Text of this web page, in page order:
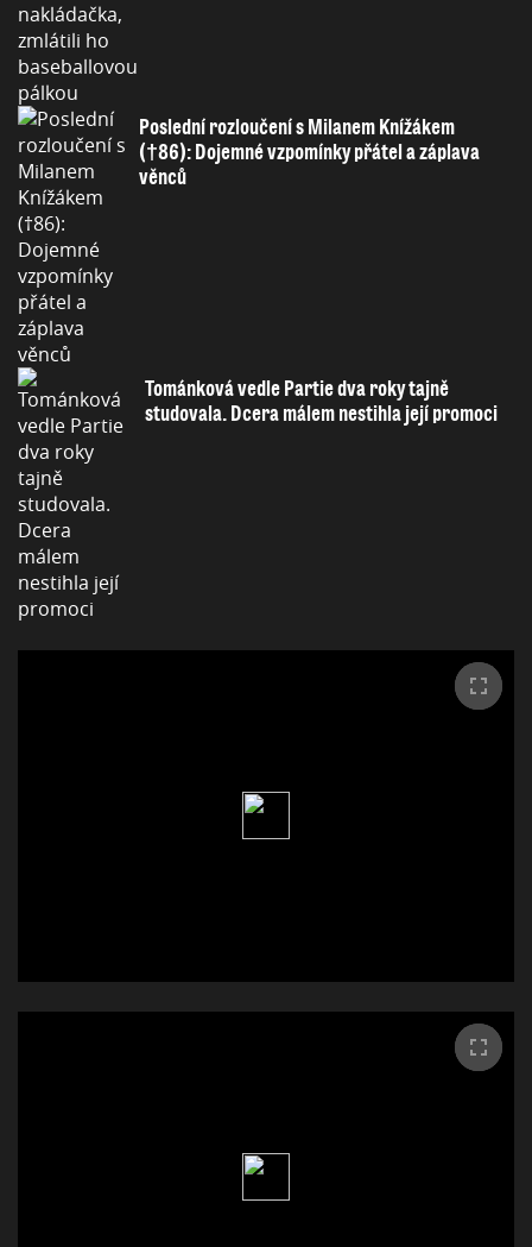
Poslední rozloučení s Milanem Knížákem
(†86): Dojemné vzpomínky přátel a záplava
věnců
Tománková vedle Partie dva roky tajně
studovala. Dcera málem nestihla její promoci